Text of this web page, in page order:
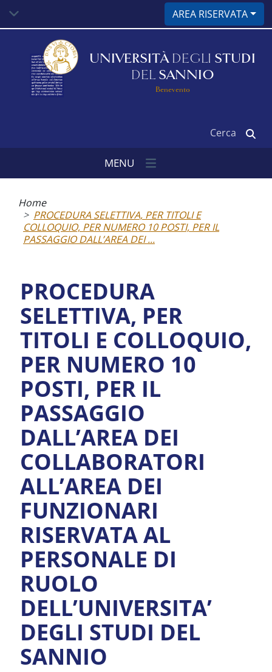
contenuto
AREA RISERVATA
UNIVERSITÀ DEGLI STUDI
DEL SANNIO
Benevento
MENU
pane
Home
PROCEDURA SELETTIVA, PER TITOLI E
COLLOQUIO, PER NUMERO 10 POSTI, PER IL
PASSAGGIO DALL’AREA DEI ...
PROCEDURA
SELETTIVA, PER
TITOLI E COLLOQUIO,
PER NUMERO 10
POSTI, PER IL
PASSAGGIO
DALL’AREA DEI
COLLABORATORI
ALL’AREA DEI
FUNZIONARI
RISERVATA AL
PERSONALE DI
RUOLO
DELL’UNIVERSITA’
DEGLI STUDI DEL
SANNIO